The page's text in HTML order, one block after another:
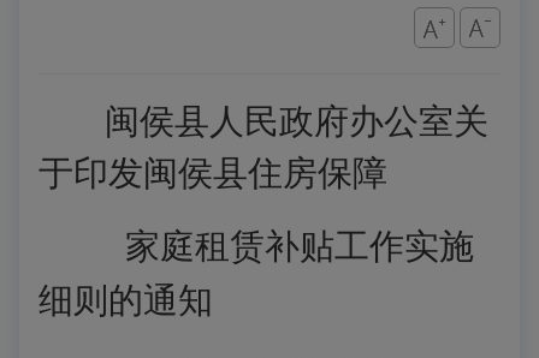
闽侯县人民政府办公室关
于印发闽侯县住房保障
家庭租赁补贴工作实施
细则的通知